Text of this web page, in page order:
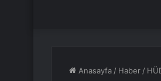
Anasayfa / Haber /